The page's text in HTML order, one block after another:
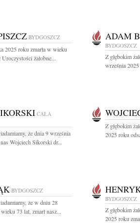
BYDGOSZCZ
2025 roku zmarła w wieku
żałobne...
ADAM
BYDGOSZCZ
Z głębokim
września
CAŁA
że dnia 9 września
Wojciech Sikorski dr...
Z głębokim
2025 roku
BYDGOSZCZ
że w dniu 28
73 lat, zmarł nasz...
BYDGOSZCZ
Z głębokim
2025 roku